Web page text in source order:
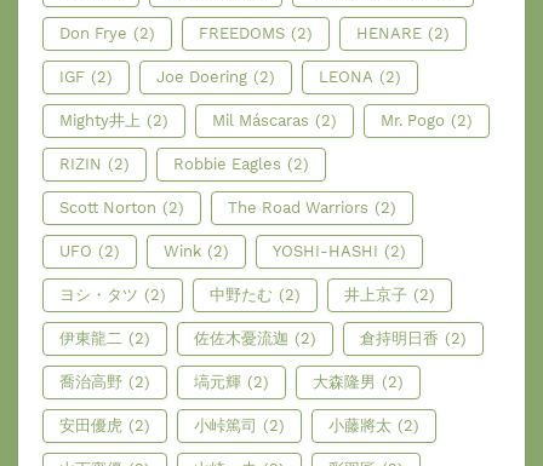
Don Frye (2) FREEDOMS (2) HENARE (2)
IGF (2) Joe Doering (2) LEONA (2)
Mighty井上 (2) Mil Máscaras (2) Mr. Pogo (2)
RIZIN (2) Robbie Eagles (2)
Scott Norton (2) The Road Warriors (2)
UFO (2) Wink (2) YOSHI-HASHI (2)
ヨシ・タツ (2) 中野たむ (2) 井上京子 (2)
伊東龍二 (2) 佐佐木憂流迦 (2) 倉持明日香 (2)
喬治高野 (2) 塙元輝 (2) 大森隆男 (2)
安田優虎 (2) 小峠篤司 (2) 小藤將太 (2)